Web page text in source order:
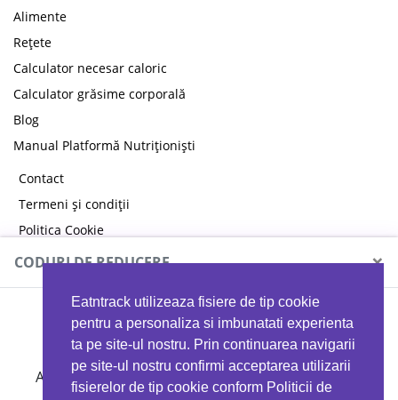
Eatntrack utilizeaza fisiere de tip cookie
pentru a personaliza si imbunatati experienta
ta pe site-ul nostru. Prin continuarea navigarii
pe site-ul nostru confirmi acceptarea utilizarii
fisierelor de tip cookie conform Politicii de
Alimente
Rețete
Calculator necesar caloric
Calculator grăsime corporală
Blog
Manual Platformă Nutriționiști
Contact
Termeni și condiții
Politica Cookie
Politica de confidențialitate
CODURI DE REDUCERE ×
MYPROTEIN
Ai 40%reducere la orice comandă folosind codul